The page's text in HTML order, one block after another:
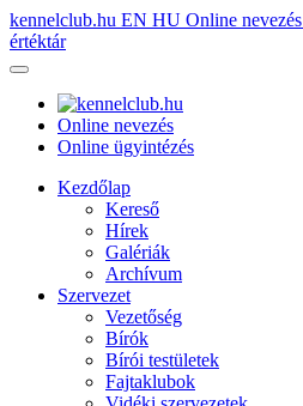
kennelclub.hu EN HU Online nevezés
értéktár
Online nevezés
Online ügyintézés
Kezdőlap
Kereső
Hírek
Galériák
Archívum
Szervezet
Vezetőség
Bírók
Bírói testületek
Fajtaklubok